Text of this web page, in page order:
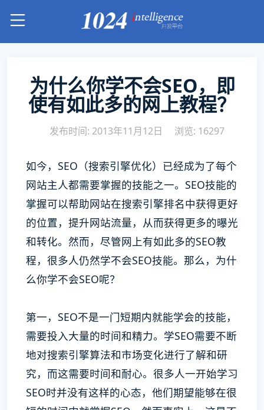
为什么你学不会SEO，即
使有如此多的网上教程？
发布时间: 2013年11月12日 浏览: 16297
如今，SEO（搜索引擎优化）已经成为了每个
网站主人都需要掌握的技能之一。SEO技能的
掌握可以帮助网站在搜索引擎排名中获得更好
的位置，提升网站流量，从而获得更多的曝光
和转化。然而，尽管网上有如此多的SEO教
程，很多人仍然学不会SEO技能。那么，为什
么你学不会SEO呢？
第一，SEO不是一门短期内就能学会的技能，
需要投入大量的时间和精力。学SEO需要不断
地对搜索引擎算法和市场变化进行了解和研
究，而这需要时间和耐心。很多人一开始学习
SEO时并没有这样的心态，他们期望能够在很